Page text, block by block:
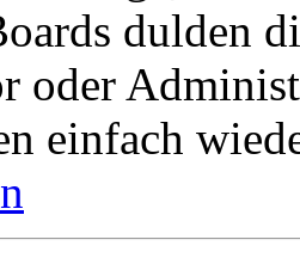
dulden
oder
einfach